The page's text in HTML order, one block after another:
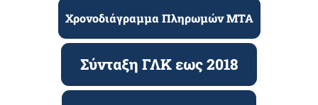
Χρονοδιάγραμμα Πληρωμών ΜΤΑ
Σύνταξη ΓΛΚ εως 2018